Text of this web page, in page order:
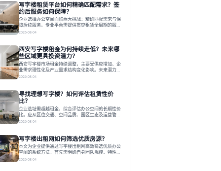
区、灵活产品和丰富配套，满足不同企业需求。企业
应明确自身需求，实地考察，选择能支持长期发展、
提升竞争力的办公空间。在上海寻找合适的办公空
间，对于企业行政负责人、中小企业主
写字楼租赁平台如何精确匹配需求？签
约后服务如何保障？
企业选择办公空间面临两大挑战：精确匹配需求与保
障后续服务。专业平台需提供贯穿租赁全周期的服
务，将企业从非核心事务中解放。精确匹配需结合企
的全周期保障体系。德必集团通过标准化服务与个性
化运营结合，以全国布局和产业生态圈为企业提供稳
定支持，体现了从信息撮合到深度服务的能力转变。
在为企业寻找办公空间的过程中，
2026-08-04
西安写字楼租金为何持续走低？未来哪
些区域更具投资潜力？
西安写字楼市场租金持续调整，主要受供应增加、企
业需求理性化及产业需求结构变化影响。未来潜力区
域集中在产业集聚、交利及城市更新地带，如高新区
运营方通过空间优化与社群服务，助力企业成长，推
动市场向多元化、高性价比方向发展。近年来，西安
写字楼市场呈现出租金持续调整的态势，这一现象引
发了的广泛关注。作为西部重要
2026-08-04
寻找理想写字楼？如何评估租赁性价
比？
企业选址需超越租金，综合评估办公空间的长期性价
比。应从区位交通、空间品质、园区生态及运营管理
四个核心维度权衡财务支出与长期价值回报。理想的
衡。对于许多正在成长或寻求稳定发展的企业而言，
寻找一处合适的办公空间是一项至关重要的决策。这
不仅关系到团队的日常工作效率与协作氛围，更直接
影响着企业的品牌形象、运营成本
2026-08-04
写字楼出租网如何筛选优质房源？
本文为企业提供通过写字楼出租网高效筛选优质办公
空间的系统方法。首先需明确自身团队规模、特性、
预算等核心需求。线上筛选时，应深入解读房源参
2026-08-04